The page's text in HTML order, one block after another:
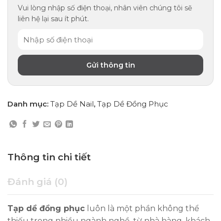
Vui lòng nhập số điện thoại, nhân viên chúng tôi sẽ
liên hệ lại sau ít phút.
Danh mục: Tạp Dề Nail, Tạp Dề Đồng Phục
Thông tin chi tiết
Đánh giá (0)
Tạp dề đồng phục luôn là một phần không thể